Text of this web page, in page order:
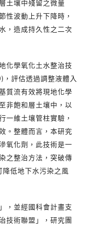
土壤中殘留之微量
性波動上升下降時，
，造成持久性之二次
化學氧化土水整治技
評估透過調整液體入
質流有效將現地化學
非飽和層土壤中，以
一維土壤管柱實驗，
。整體而言，本研究
氧化劑，此技術是一
之整治方法，突破傳
低地下水污染之風
，並經國科會計畫支
技術聯盟」，研究團